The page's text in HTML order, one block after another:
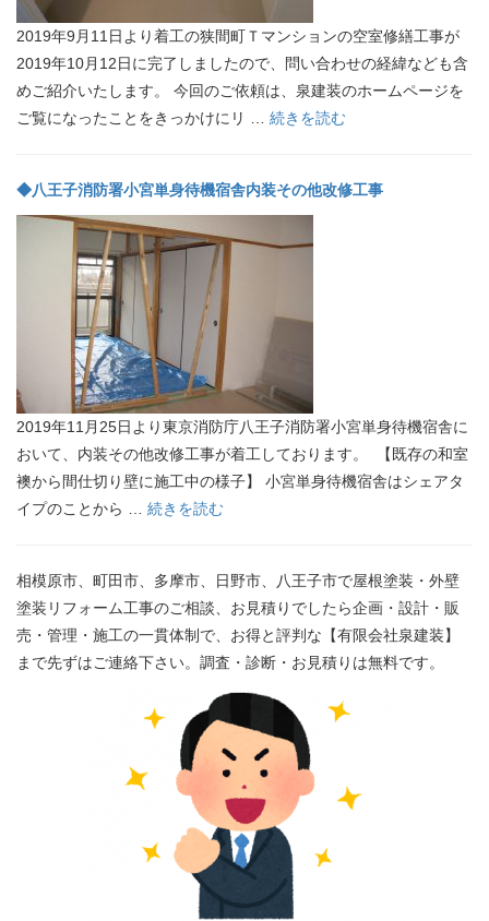
2019年9月11日より着工の狭間町Ｔマンションの空室修繕工事が
2019年10月12日に完了しましたので、問い合わせの経緯なども含
めご紹介いたします。 今回のご依頼は、泉建装のホームページを
ご覧になったことをきっかけにリ … 続きを読む
◆八王子消防署小宮単身待機宿舎内装その他改修工事
2019年11月25日より東京消防庁八王子消防署小宮単身待機宿舎に
おいて、内装その他改修工事が着工しております。 【既存の和室
襖から間仕切り壁に施工中の様子】 小宮単身待機宿舎はシェアタ
イプのことから … 続きを読む
相模原市、町田市、多摩市、日野市、八王子市で屋根塗装・外壁
塗装リフォーム工事のご相談、お見積りでしたら企画・設計・販
売・管理・施工の一貫体制で、お得と評判な【有限会社泉建装】
まで先ずはご連絡下さい。調査・診断・お見積りは無料です。